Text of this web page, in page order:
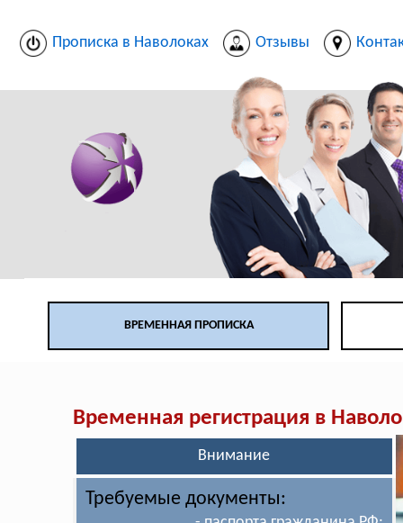
Прописка в Наволоках Отзывы
ВРЕМЕННАЯ ПРОПИСКА
Временная регистрация в
Внимание
Требуемые документы: